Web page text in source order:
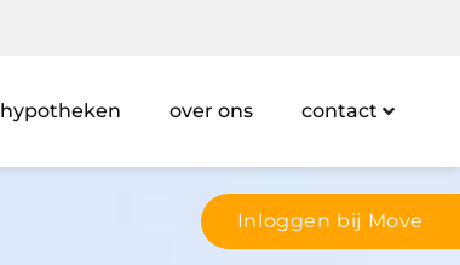
hypotheken over ons contact
Inloggen bij Move